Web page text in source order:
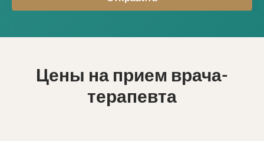
Цены на прием врача-
терапевта